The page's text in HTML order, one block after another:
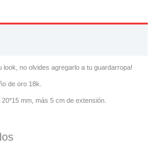
look, no olvides agregarlo a tu guardarropa!
de oro 18k.
mm, más 5 cm de extensión.